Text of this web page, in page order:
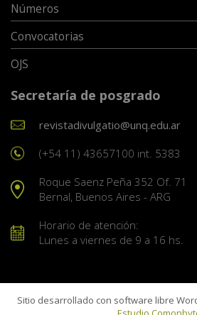
Números
Convocatorias
OJS
Secretaría de posgrado
revistadivulgatio@unq.edu.ar
(+54 11) 43657100 int. 5383
Roque Saenz Peña 352 Of. 71
Bernal, Buenos Aires - ARG
Horario de atención:
Lunes a viernes de 9 a 16 hs.
Sitio desarrollado con software libre